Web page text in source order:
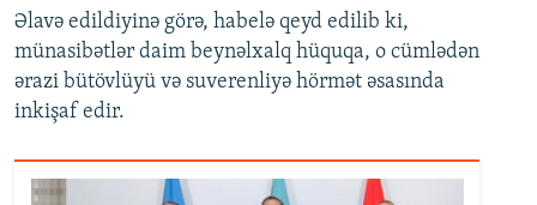
Əlavə edildiyinə görə, habelə qeyd edilib ki,
münasibətlər daim beynəlxalq hüquqa, o cümlədən
ərazi bütövlüyü və suverenliyə hörmət əsasında
inkişaf edir.